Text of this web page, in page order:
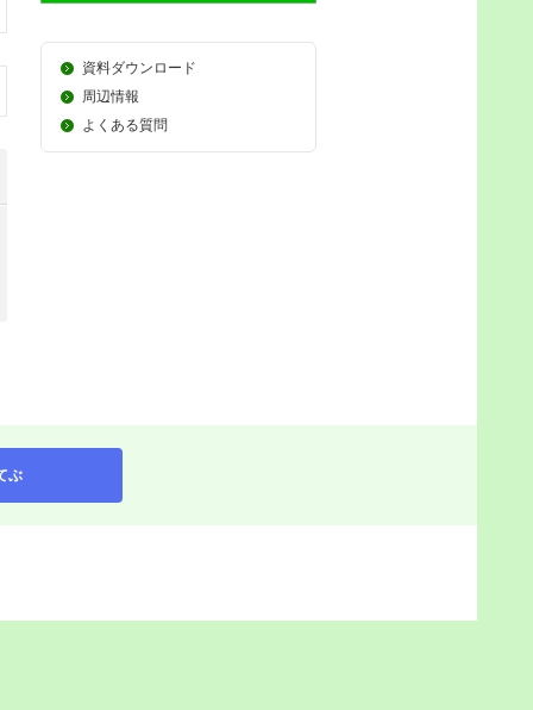
資料ダウンロード
周辺情報
よくある質問
ぶ